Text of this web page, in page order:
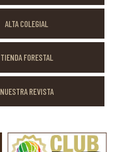
ALTA COLEGIAL
TIENDA FORESTAL
NUESTRA REVISTA